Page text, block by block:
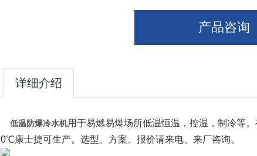
产品咨询
详细介绍
低温防爆冷水机用于易燃易爆场所低温恒温，控温，制冷等
0℃康士捷可生产。选型、方案、报价请来电、来厂咨询。